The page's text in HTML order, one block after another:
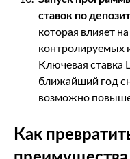
ставок по
которая влияет
контролируемых
Ключевая ставка
ближайший год
возможно
Как